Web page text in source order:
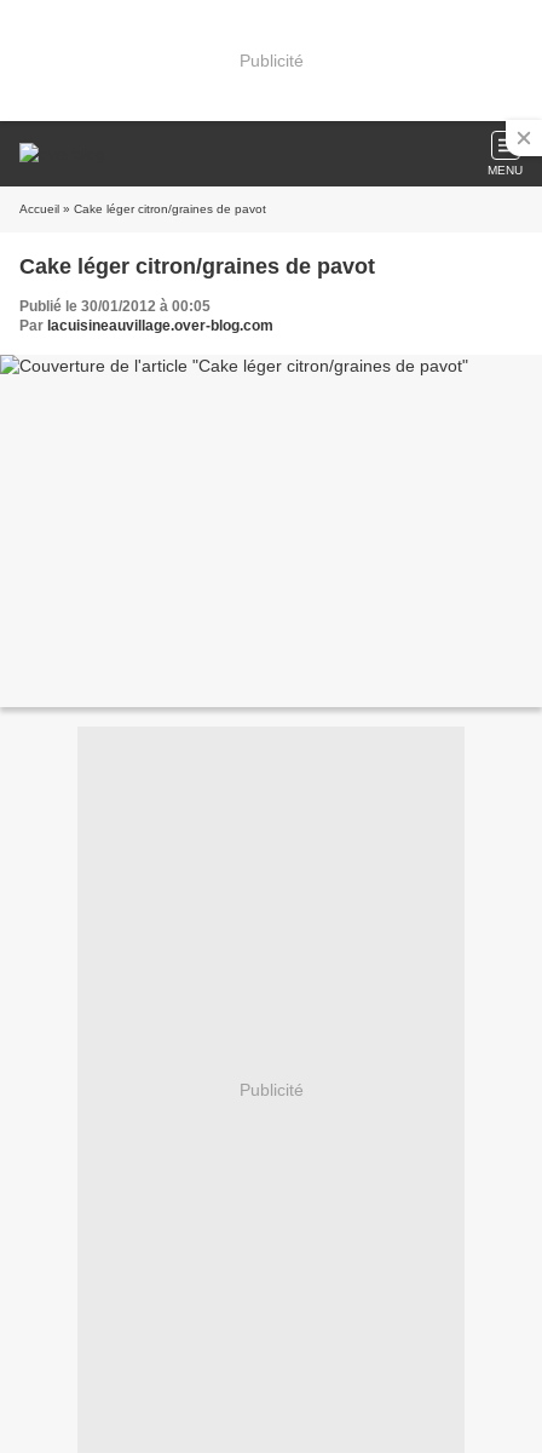
Publicité
MENU
Accueil » Cake léger citron/graines de pavot
Cake léger citron/graines de pavot
Publié le 30/01/2012 à 00:05
Par lacuisineauvillage.over-blog.com
Publicité